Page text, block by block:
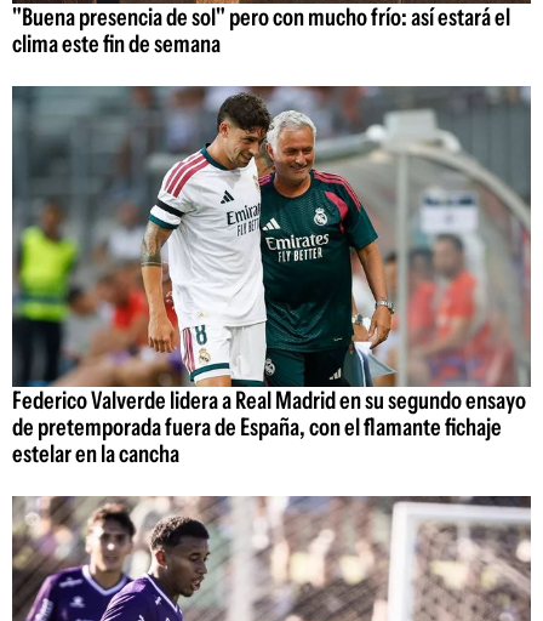
"Buena presencia de sol" pero con mucho frío: así estará el
clima este fin de semana
Federico Valverde lidera a Real Madrid en su segundo ensayo
de pretemporada fuera de España, con el flamante fichaje
estelar en la cancha